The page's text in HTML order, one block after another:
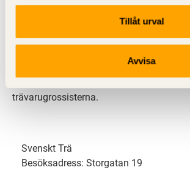
Tillåt urval
Avvisa
Svenskt Trä representerar svensk
och är en del av branschorganisationen
svensk limträ-, KL-trä- och
trävarugrossisterna.
Svenskt Trä
Besöksadress: Storgatan 19